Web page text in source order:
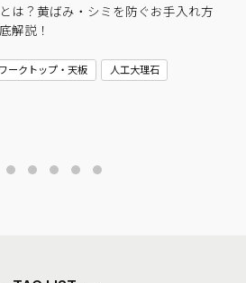
は？黄ばみ・シミを防ぐお手入れ方
解説！
ワークトップ・天板
人工大理石